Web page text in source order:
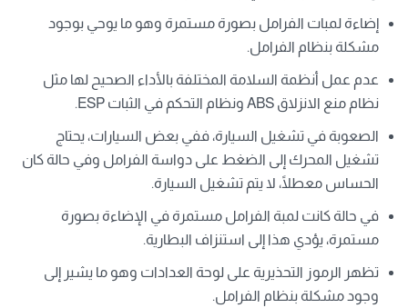
إضاءة لمبات الفرامل بصورة مستمرة وهو ما يوحي بوجود
مشكلة بنظام الفرامل.
عدم عمل أنظمة السلامة المختلفة بالأداء الصحيح لها مثل
نظام منع الانزلاق ABS ونظام التحكم في الثبات ESP.
الصعوبة في تشغيل السيارة، ففي بعض السيارات، يحتاج
تشغيل المحرك إلى الضغط على دواسة الفرامل وفي حالة كان
الحساس معطلًا، لا يتم تشغيل السيارة.
في حالة كانت لمبة الفرامل مستمرة في الإضاءة بصورة
مستمرة، يؤدي هذا إلى استنزاف البطارية.
تظهر الرموز التحذيرية على لوحة العدادات وهو ما يشير إلى
وجود مشكلة بنظام الفرامل.